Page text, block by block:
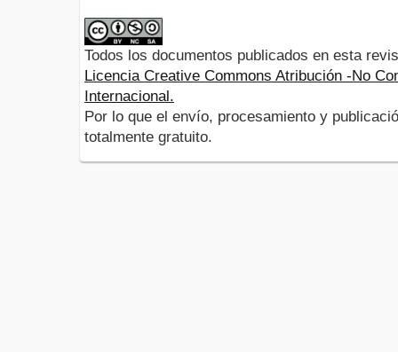
Todos los documentos publicados en esta
Licencia Creative Commons Atribución -No
Internacional.
Por lo que el envío, procesamiento y
totalmente gratuito.